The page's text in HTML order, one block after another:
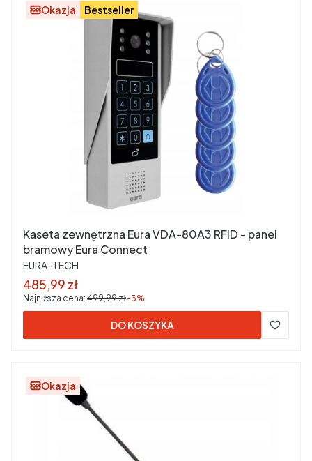
Okazja Bestseller
Kaseta zewnętrzna Eura VDA-80A3 RFID - panel
bramowy Eura Connect
PRODUCENT
EURA-TECH
Cena promocyjna
485,99 zł
Najniższa cena: 499,99 zł-3%
DO KOSZYKA
Okazja